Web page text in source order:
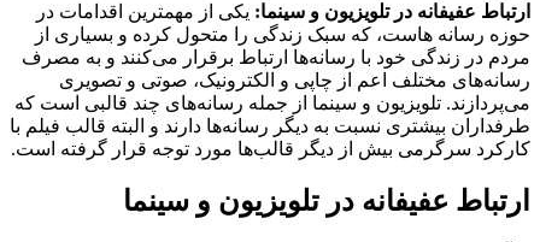
ارتباط عفیفانه در تلویزیون و سینما: یکی از مهمترین اقدامات در
حوزه رسانه هاست، که سبک زندگی را متحول کرده و بسیاری از
مردم در زندگی خود با رسانه‌ها ارتباط برقرار می‌کنند و به مصرف
رسانه‌های مختلف اعم از چاپی و الکترونیک، صوتی و تصویری
می‌پردازند. تلویزیون و سینما از جمله رسانه‌های چند قالبی است که
طرفداران بیشتری نسبت به دیگر رسانه‌ها دارند و البته قالب فیلم با
کارکرد سرگرمی بیش از دیگر قالب‌ها مورد توجه قرار گرفته است.
ارتباط عفیفانه در تلویزیون و سینما